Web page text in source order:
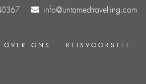
info@untamedtravelling.com
OVER ONS REISVOORSTEL